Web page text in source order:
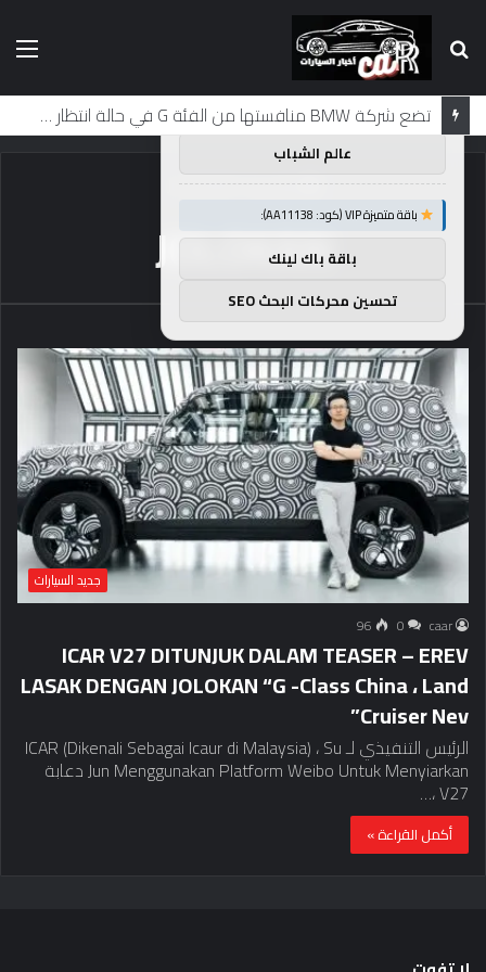
بحث
عن
تضع شركة BMW منافستها من الفئة G في حالة انتظار مع وصول الرياح المعاكسة في الصين إلى موطنها
الرئيسية/
JOLOKAN
JOLOKAN
جديد السيارات
caar
0
96
ICAR V27 DITUNJUK DALAM TEASER – EREV
LASAK DENGAN JOLOKAN “G -Class China ، Land
Cruiser Nev”
الرئيس التنفيذي لـ ICAR (Dikenali Sebagai Icaur di Malaysia) ، Su
Jun Menggunakan Platform Weibo Untuk Menyiarkan دعابة
V27 ،…
أكمل القراءة »
توصيات :
باقة متميزة VIP (كود: AA86842):
عالم الشباب
باقة متميزة VIP (كود: AA11138):
باقة باك لينك
تحسين محركات البحث SEO